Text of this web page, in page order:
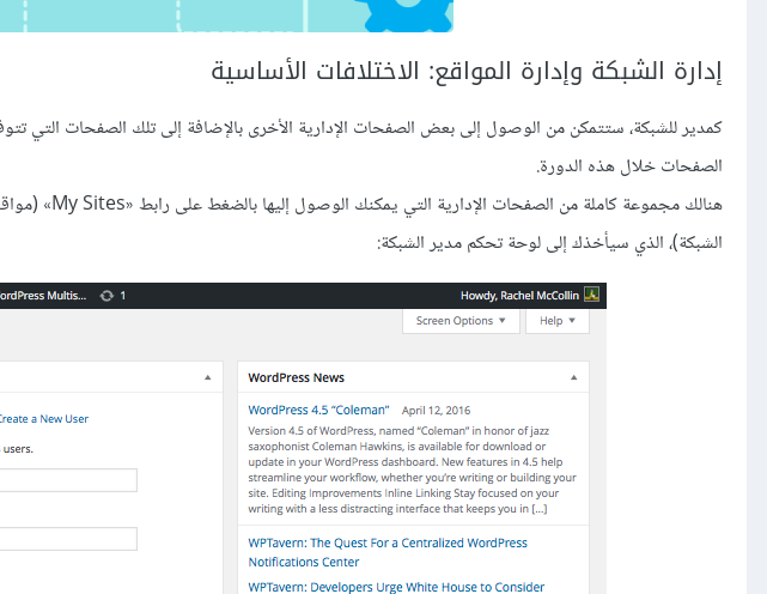
إدارة الشبكة وإدارة المواقع: الاختلافات الأساسية
كمدير للشبكة، ستتمكن من الوصول إلى بعض الصفحات الإدارية الأخرى بالإضافة إلى تلك الصفحات التي
الصفحات خلال هذه الدورة.
الشبكة)، الذي سيأخذك إلى لوحة تحكم مدير الشبكة: